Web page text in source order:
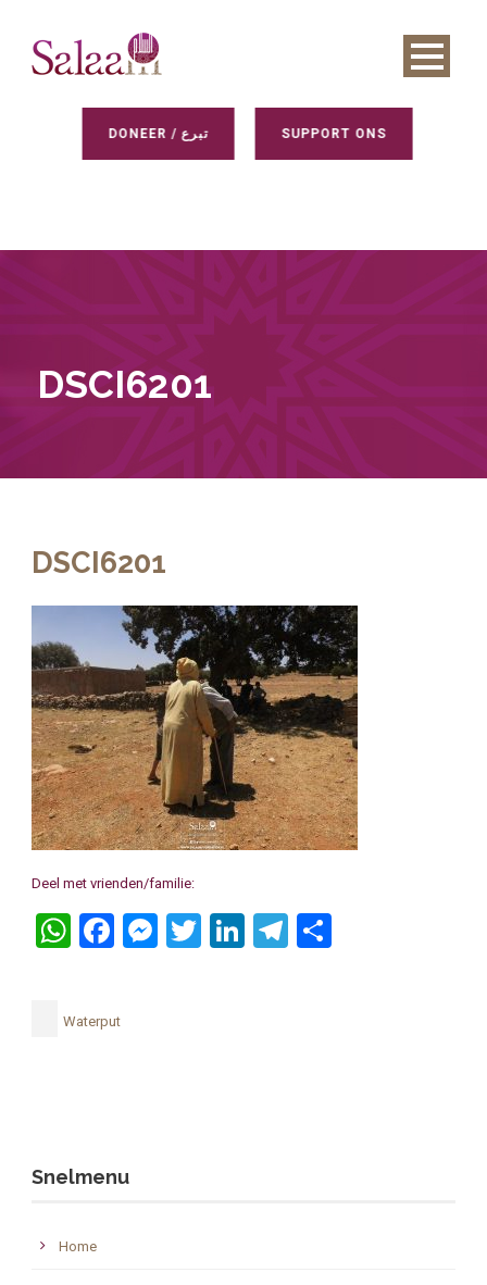
DONEER / تبرع SUPPORT ONS
DSCI6201
DSCI6201
Deel met vrienden/familie:
WhatsApp
Facebook
Messenger
Twitter
LinkedIn
Telegram
Waterput
Snelmenu
Home